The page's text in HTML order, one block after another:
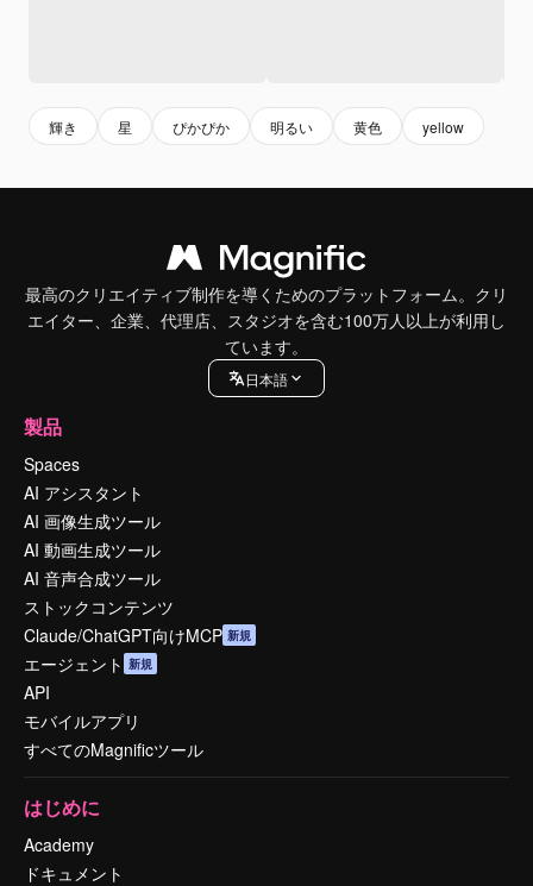
輝き 星 ぴかぴか 明るい 黄色 yellow
最高のクリエイティブ制作を導くためのプラットフォーム。クリ
エイター、企業、代理店、スタジオを含む100万人以上が利用し
ています。
日本語
製品
Spaces
AI アシスタント
AI 画像生成ツール
AI 動画生成ツール
AI 音声合成ツール
ストックコンテンツ
Claude/ChatGPT向けMCP 新規
エージェント 新規
API
モバイルアプリ
すべてのMagnificツール
はじめに
Academy
ドキュメント